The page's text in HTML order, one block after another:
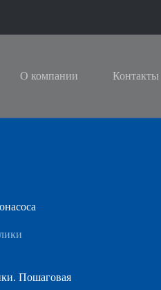
О компании Контакты
Пошаговая